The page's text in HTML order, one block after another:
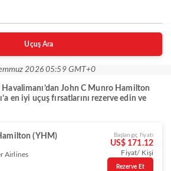
Uçuş Ara
2026 05:59 GMT+0
John C Munro Hamilton
en iyi uçuş fırsatlarını rezerve edin ve
(YHM)
Airlines
Başlangıç fiyatı
US$ 171.12
Fiyat/ Kişi
Rezerve Et